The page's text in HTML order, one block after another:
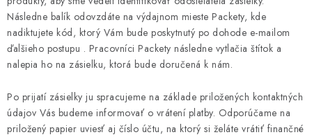
Následne balík odovzdáte na výdajnom mieste Packety, kde
nadiktujete kód, ktorý Vám bude poskytnutý po dohode e-mailom
ďalšieho postupu . Pracovníci Packety následne vytlačia štítok a
nalepia ho na zásielku, ktorá bude doručená k nám.
Po prijatí zásielky ju spracujeme na základe priložených kontaktných
údajov Vás budeme informovať o vrátení platby. Odporúčame na
priložený papier uviesť aj číslo účtu, na ktorý si želáte vrátiť finančné